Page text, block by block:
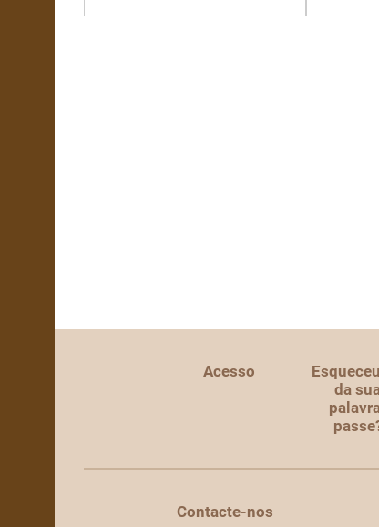
Acesso
da
Contacte-nos